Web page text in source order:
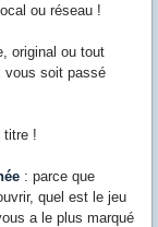
ou réseau !
original ou tout
vous soit passé
titre !
: parce que
quel est le jeu
a le plus marqué